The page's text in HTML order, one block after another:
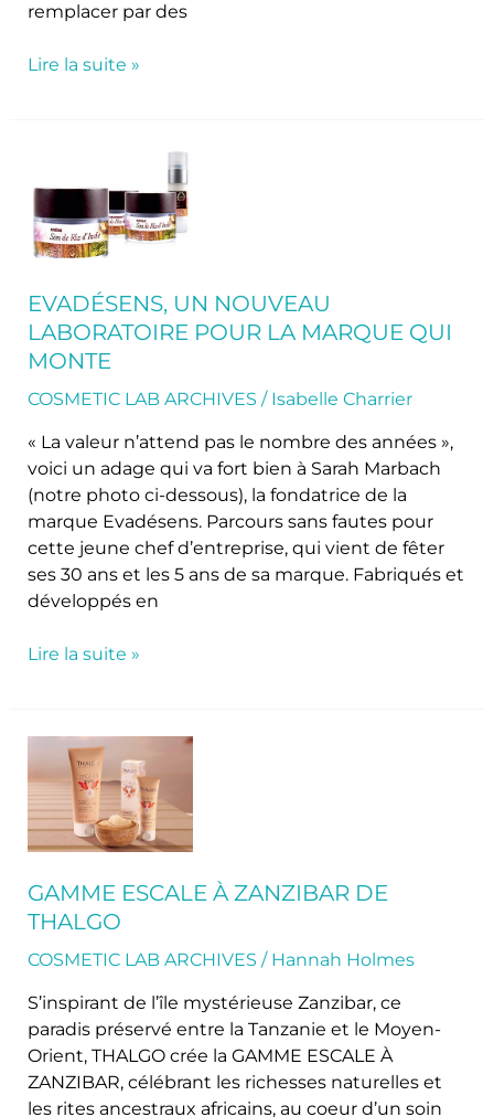
remplacer par des
Lire la suite »
EVADÉSENS, UN NOUVEAU
LABORATOIRE POUR LA MARQUE QUI
MONTE
COSMETIC LAB ARCHIVES / Isabelle Charrier
« La valeur n’attend pas le nombre des années »,
voici un adage qui va fort bien à Sarah Marbach
(notre photo ci-dessous), la fondatrice de la
marque Evadésens. Parcours sans fautes pour
cette jeune chef d’entreprise, qui vient de fêter
ses 30 ans et les 5 ans de sa marque. Fabriqués et
développés en
un
nouveau
laboratoire
pour
la
marque
qui
monte
Lire la suite »
GAMME ESCALE À ZANZIBAR DE
THALGO
COSMETIC LAB ARCHIVES / Hannah Holmes
S’inspirant de l’île mystérieuse Zanzibar, ce
paradis préservé entre la Tanzanie et le Moyen-
Orient, THALGO crée la GAMME ESCALE À
ZANZIBAR, célébrant les richesses naturelles et
les rites ancestraux africains, au coeur d’un soin
Gamme
Escale
à
Zanzibar
de
Thalgo